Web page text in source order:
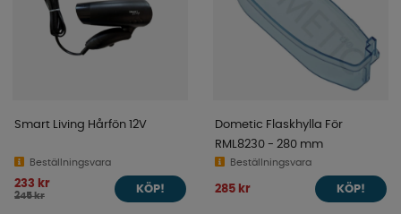
Smart Living Hårfön 12V
Beställningsvara
233 kr
245 kr
KÖP!
Dometic Flaskhylla För
RML8230 - 280 mm
Beställningsvara
285 kr KÖP!